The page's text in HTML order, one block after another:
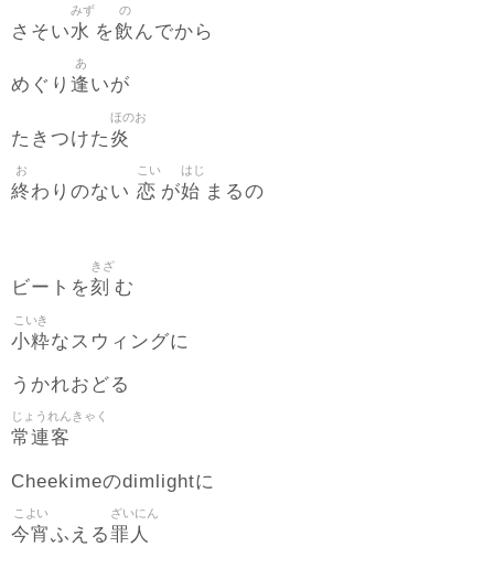
さそい水
みず
を飲
の
んでから
めぐり 逢
あ
いが
たきつけた炎
ほのお
終
お
わりのない 恋
こい
が始
はじ
まるの
ビートを刻
きざ
む
小粋
こいき
なスウィングに
うかれおどる
常連客
じょうれんきゃく
Cheekimeのdimlightに
今宵
こよい
ふえる罪人
ざいにん